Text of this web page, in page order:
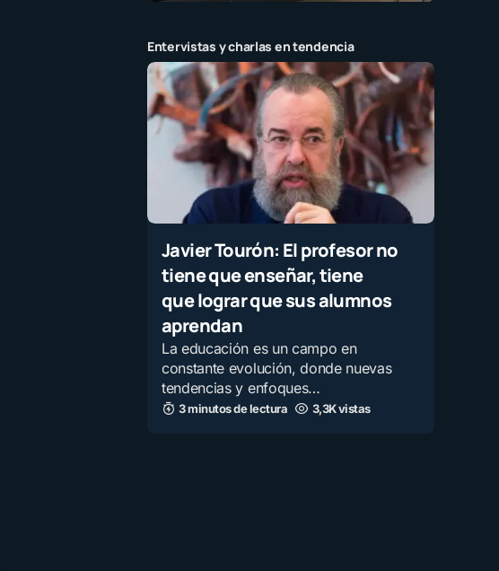
Entervistas y charlas en tendencia
Javier Tourón: El profesor no
tiene que enseñar, tiene
que lograr que sus alumnos
aprendan
La educación es un campo en
constante evolución, donde nuevas
tendencias y enfoques…
3 minutos de lectura 3,3K vistas